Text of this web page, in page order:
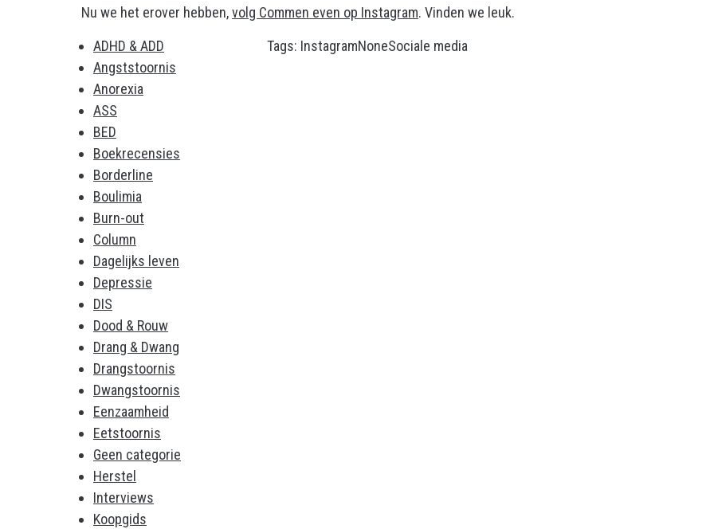
Nu we het erover hebben,volg Commen even op Instagram. Vinden we leuk.
ADHD & ADD
Angststoornis
Anorexia
ASS
BED
Boekrecensies
Borderline
Boulimia
Burn-out
Column
Dagelijks leven
Depressie
DIS
Dood & Rouw
Drang & Dwang
Drangstoornis
Dwangstoornis
Eenzaamheid
Eetstoornis
Geen categorie
Herstel
Interviews
Koopgids
Tags: InstagramNoneSociale media